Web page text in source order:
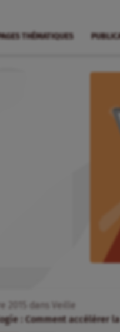
THÉMATIQUES
dans
Veille
: Comment accélérer